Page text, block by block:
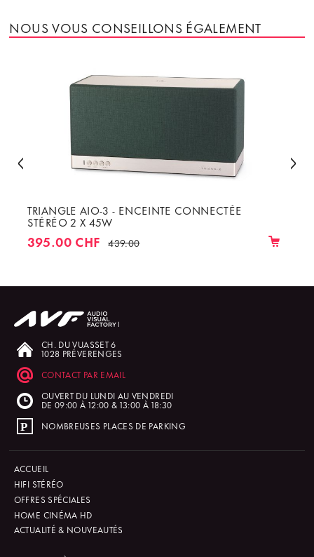
NOUS VOUS CONSEILLONS ÉGALEMENT
TRIANGLE AIO-3 - ENCEINTE CONNECTÉE
STÉRÉO 2 X 45W
395.00 CHF 439.00
CH. DU VUASSET 6
1028 PRÉVERENGES
CONTACT PAR EMAIL
OUVERT DU LUNDI AU VENDREDI
DE 09:00 À 12:00 & 13:00 À 18:30
NOMBREUSES PLACES DE PARKING
ACCUEIL
HIFI STÉRÉO
OFFRES SPÉCIALES
HOME CINÉMA HD
ACTUALITÉ & NOUVEAUTÉS